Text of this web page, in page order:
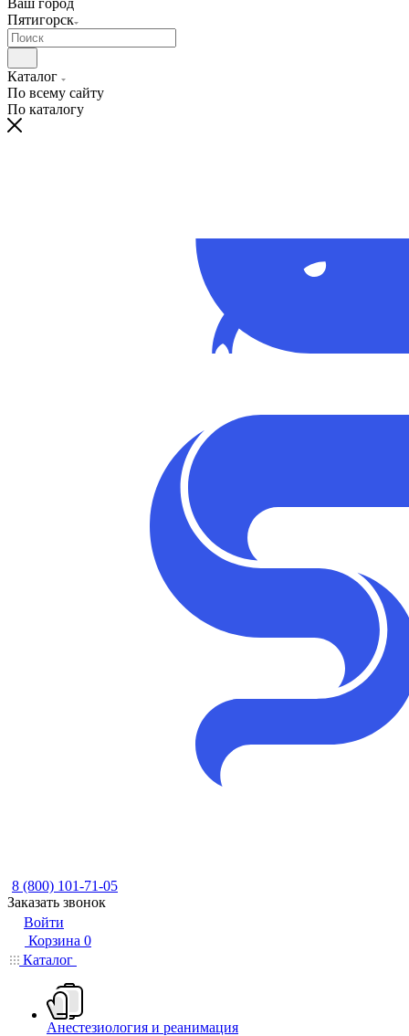
Ваш город
Пятигорск
Каталог
По всему сайту
По каталогу
8 (800) 101-71-05
Заказать звонок
Войти
Корзина 0
Каталог
Анестезиология и реанимация